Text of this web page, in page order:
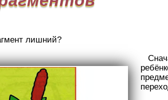
лишний?